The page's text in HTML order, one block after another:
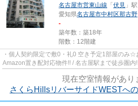
名古屋市営東山線 「 伏見 」
愛知県名古屋市中村区那古野
-
築年数：築18年
階数：12階建
・個人契約限定で敷0・礼0 空き予定1部屋のみ
Amazon置き配対応物件!! / 名古屋駅まで徒歩圏内
現在空室情報があり
さくらHillsリバーサイドWESTへ